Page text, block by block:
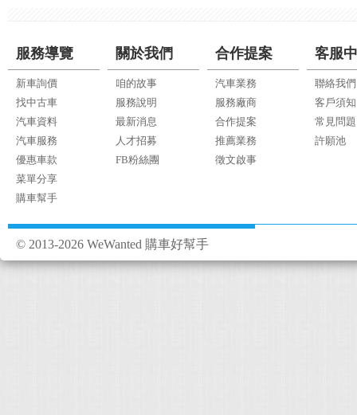
服務導覽
新車詢價
找中古車
汽車資料
汽車服務
優惠車款
菜單分享
購車幫手
關於我們
咱的故事
服務說明
最新消息
人才招募
FB粉絲團
合作提案
汽車業務
服務廠商
合作提案
推薦業務
徵文啟事
客服
聯絡我們
客戶須知
常見問題
許願池
© 2013-2026 WeWanted 購車好幫手